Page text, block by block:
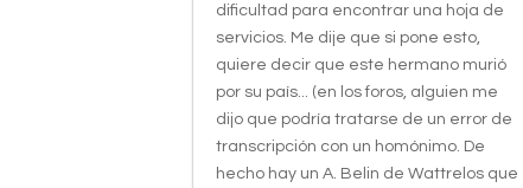
dificultad para encontrar una hoja de
servicios. Me dije que si pone esto,
quiere decir que este hermano murió
por su país... (en los foros, alguien me
dijo que podría tratarse de un error de
transcripción con un homónimo. De
hecho hay un A. Belin de Wattrelos que